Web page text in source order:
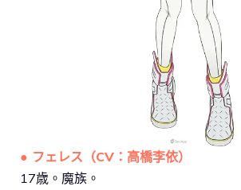
● フェレス（CV：高橋李依）
17歳。魔族。